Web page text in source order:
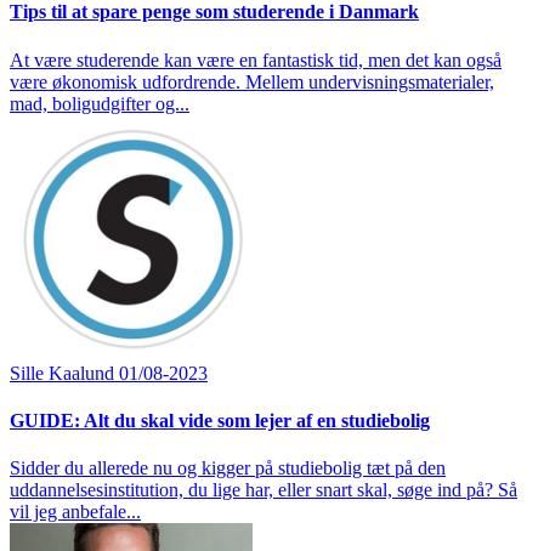
Tips til at spare penge som studerende i Danmark
At være studerende kan være en fantastisk tid, men det kan også
være økonomisk udfordrende. Mellem undervisningsmaterialer,
mad, boligudgifter og...
Sille Kaalund 01/08-2023
GUIDE: Alt du skal vide som lejer af en studiebolig
Sidder du allerede nu og kigger på studiebolig tæt på den
uddannelsesinstitution, du lige har, eller snart skal, søge ind på? Så
vil jeg anbefale...